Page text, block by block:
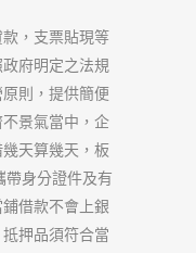
，支票貼現等
府明定之法規
則，提供簡便
景氣當中，企
天算幾天，板
帶身分證件及有
借款不會上銀
押品須符合當